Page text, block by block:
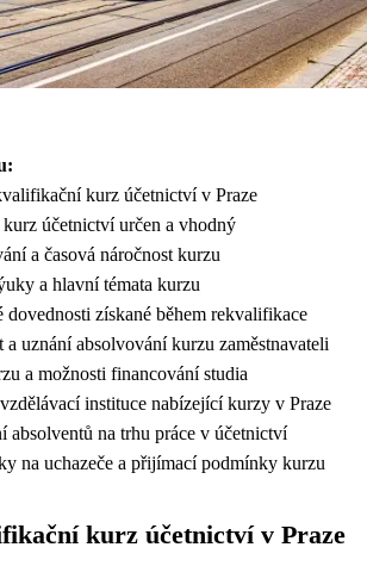
kurz účetnictví v Praze
účetnictví určen a vhodný
a časová náročnost kurzu
a hlavní témata kurzu
dovednosti získané během rekvalifikace
a uznání absolvování kurzu zaměstnavateli
a možnosti financování studia
instituce nabízející kurzy v Praze
absolventů na trhu práce v účetnictví
na uchazeče a přijímací podmínky kurzu
kurz účetnictví v Praze